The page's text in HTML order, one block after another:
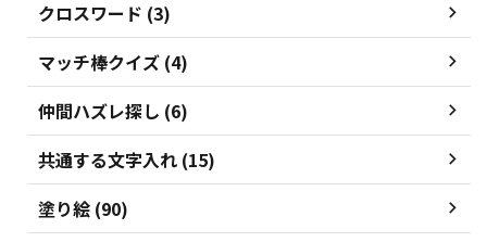
クロスワード (3)
マッチ棒クイズ (4)
仲間ハズレ探し (6)
共通する文字入れ (15)
塗り絵 (90)